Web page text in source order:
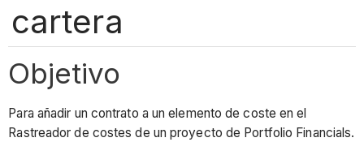
cartera
Objetivo
Para añadir un contrato a un elemento de coste en el
Rastreador de costes de un proyecto de Portfolio Financials.